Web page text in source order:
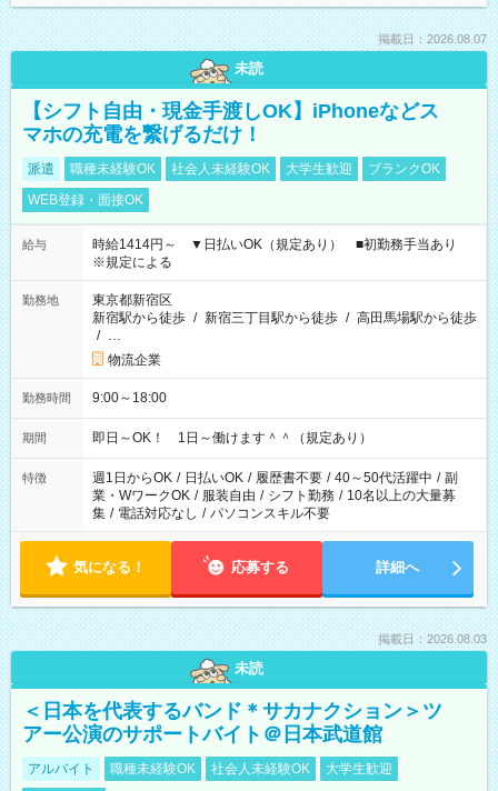
掲載日：2026.08.07
未読
【シフト自由・現金手渡しOK】iPhoneなどス
マホの充電を繋げるだけ！
派遣 職種未経験OK 社会人未経験OK 大学生歓迎
ブランクOK
WEB登録・面接OK
給与
時給1414円～ ▼日払いOK（規定あり） ■初勤務手当あり
※規定による
勤務地
東京都新宿区
新宿駅から徒歩 / 新宿三丁目駅から徒歩 / 高田馬場駅から徒歩
/ …
物流企業
勤務時間 9:00～18:00
期間 即日～OK！ 1日～働けます＾＾（規定あり）
特徴 週1日からOK / 日払いOK / 履歴書不要 / 40～50代活躍中 / 副
業・WワークOK / 服装自由 / シフト勤務 / 10名以上の大量募
集 / 電話対応なし / パソコンスキル不要
気になる！ 応募する 詳細へ
掲載日：2026.08.03
未読
＜日本を代表するバンド＊サカナクション＞ツ
アー公演のサポートバイト＠日本武道館
アルバイト 職種未経験OK 社会人未経験OK
大学生歓迎